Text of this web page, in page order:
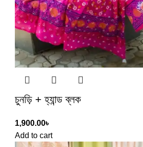
চুনড়ি + হ্যান্ড ব্লক
1,900.00৳
Add to cart